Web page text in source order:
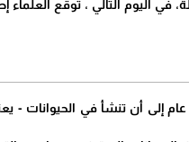
إلى أن تنشأ في الحيوانات -